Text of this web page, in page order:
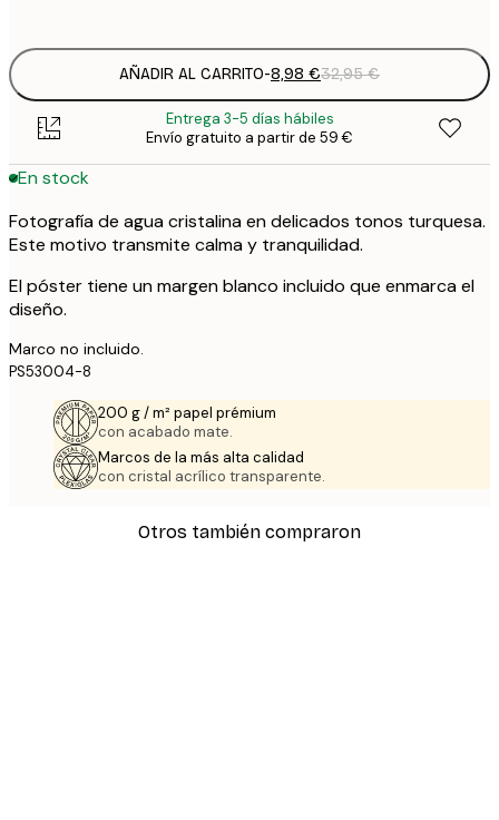
AÑADIR AL CARRITO-8,98 €32,95 €
Entrega 3-5 días hábiles
Envío gratuito a partir de 59 €
En stock
Fotografía de agua cristalina en delicados tonos turquesa.
Este motivo transmite calma y tranquilidad.
El póster tiene un margen blanco incluido que enmarca el
diseño.
Marco no incluido.
PS53004-8
200 g / m² papel prémium
con acabado mate.
Marcos de la más alta calidad
con cristal acrílico transparente.
Otros también compraron